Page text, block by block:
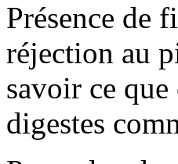
Présence de
réjection au
savoir ce
digestes